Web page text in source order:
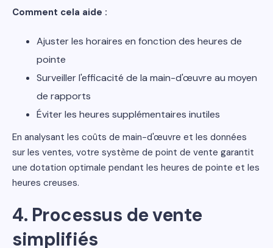
Comment cela aide :
Ajuster les horaires en fonction des heures de
pointe
Surveiller l'efficacité de la main-d'œuvre au moyen
de rapports
Éviter les heures supplémentaires inutiles
En analysant les coûts de main-d'œuvre et les données
sur les ventes, votre système de point de vente garantit
une dotation optimale pendant les heures de pointe et les
heures creuses.
4. Processus de vente
simplifiés